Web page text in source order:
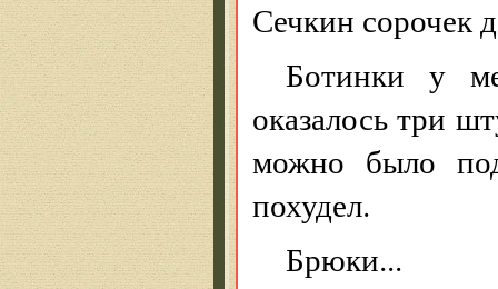
Сечкин сорочек
Ботинки у
оказалось три
можно было
похудел.
Брюки...